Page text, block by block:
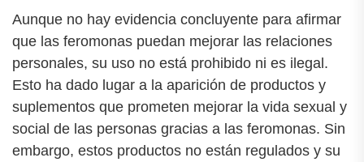
Aunque no hay evidencia concluyente para afirmar
que las feromonas puedan mejorar las relaciones
personales, su uso no está prohibido ni es ilegal.
Esto ha dado lugar a la aparición de productos y
suplementos que prometen mejorar la vida sexual y
social de las personas gracias a las feromonas. Sin
embargo, estos productos no están regulados y su